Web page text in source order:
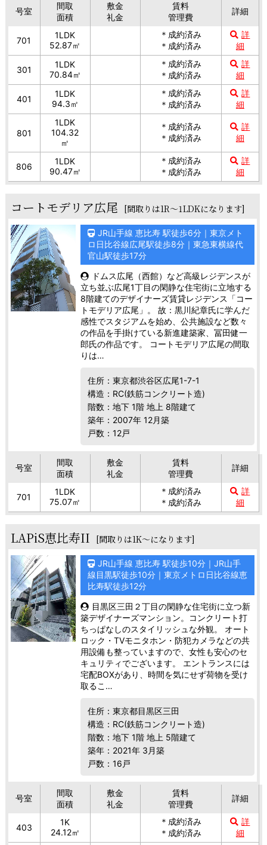
号室
間取
面積
敷金
礼金
賃料
管理費
詳細
701
1LDK
52.87㎡
＊成約済み
＊成約済み
詳
細
301
1LDK
70.84㎡
＊成約済み
＊成約済み
詳
細
401
1LDK
94.3㎡
＊成約済み
＊成約済み
詳
細
801
1LDK
104.32
㎡
＊成約済み
＊成約済み
詳
細
806
1LDK
90.47㎡
＊成約済み
＊成約済み
詳
細
コートモデリア広尾 [間取りは1R～1LDKになります]
JR山手線 恵比寿 駅徒歩6分｜東京メト
ロ日比谷線広尾駅徒歩8分｜東急東横線代
官山駅徒歩17分
ドムス広尾（西館）など高級レジデンスが
立ち並ぶ広尾1丁目の閑静な住宅街に立地する
8階建てのデザイナーズ賃貸レジデンス「コー
トモデリア広尾」。 故：黒川紀章氏に学んだ
感性でスタジアムを始め、公共施設など数々
の作品を手掛けている新進建築家、冨田健一
郎氏の作品です。 コートモデリア広尾の間取
りは…
住所：東京都渋谷区広尾1-7-1
構造：RC(鉄筋コンクリート造)
階数：地下 1階 地上 8階建て
築年：2007年 12月築
戸数：12戸
号室
間取
面積
敷金
礼金
賃料
管理費
詳細
701
1LDK
75.07㎡
＊成約済み
＊成約済み
詳
細
LAPiS恵比寿II [間取りは1K～になります]
JR山手線 恵比寿 駅徒歩10分｜JR山手
線目黒駅徒歩10分｜東京メトロ日比谷線恵
比寿駅徒歩12分
目黒区三田２丁目の閑静な住宅街に立つ新
築デザイナーズマンション。コンクリート打
ちっぱなしのスタイリッシュな外観。 オート
ロック・TVモニタホン・防犯カメラなどの共
用設備も整っていますので、女性も安心のセ
キュリティでございます。 エントランスには
宅配BOXがあり、時間を気にせず荷物を受け
取るこ…
住所：東京都目黒区三田
構造：RC(鉄筋コンクリート造)
階数：地下 1階 地上 5階建て
築年：2021年 3月築
戸数：16戸
号室
間取
面積
敷金
礼金
賃料
管理費
詳細
403
1K
24.12㎡
＊成約済み
＊成約済み
詳
細